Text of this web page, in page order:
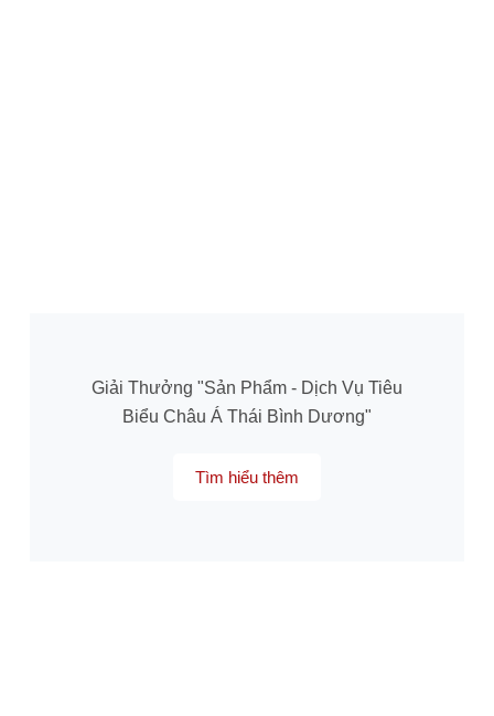
Giải Thưởng "Sản Phẩm - Dịch Vụ Tiêu
Biểu Châu Á Thái Bình Dương"
Tìm hiểu thêm